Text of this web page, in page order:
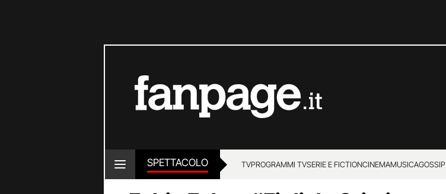
SPETTACOLO TVPROGRAMMI TVSERIE E FICTIONCINEMAMUSICAGOSSIP